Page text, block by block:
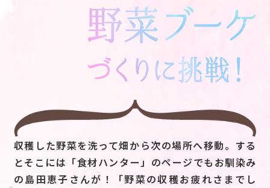
収穫した野菜を洗って畑から次の場所へ移動。する
とそこには「食材ハンター」のページでもお馴染み
の島田恵子さんが！「野菜の収穫お疲れさまでし